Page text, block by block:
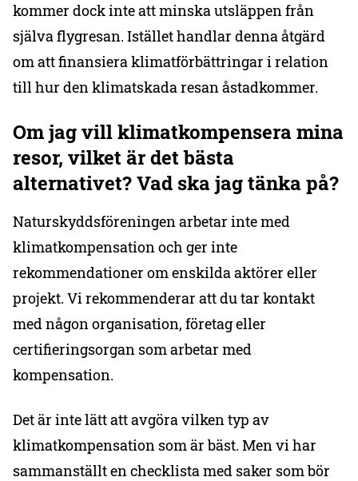
kommer dock inte att minska utsläppen från
själva flygresan. Istället handlar denna åtgärd
om att finansiera klimatförbättringar i relation
till hur den klimatskada resan åstadkommer.
Om jag vill klimatkompensera mina
resor, vilket är det bästa
alternativet? Vad ska jag tänka på?
Naturskyddsföreningen arbetar inte med
klimatkompensation och ger inte
rekommendationer om enskilda aktörer eller
projekt. Vi rekommenderar att du tar kontakt
med någon organisation, företag eller
certifieringsorgan som arbetar med
kompensation.
Det är inte lätt att avgöra vilken typ av
klimatkompensation som är bäst. Men vi har
sammanställt en checklista med saker som bör